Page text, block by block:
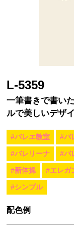
L-5359
一筆書きで書い
ルで美しいデザイ
#バレエ教室 #バ
#バレリーナ #バ
#新体操 #エレガ
#シンプル
配色例